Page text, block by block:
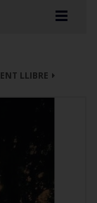
LLIBRE